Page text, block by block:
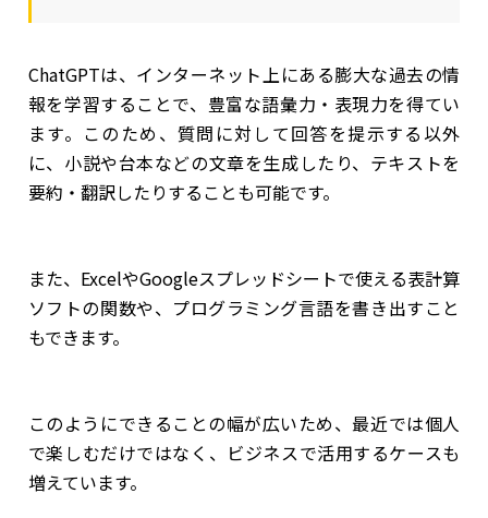
ChatGPTは、インターネット上にある膨大な過去の情
報を学習することで、豊富な語彙力・表現力を得てい
ます。このため、質問に対して回答を提示する以外
に、小説や台本などの文章を生成したり、テキストを
要約・翻訳したりすることも可能です。
また、ExcelやGoogleスプレッドシートで使える表計算
ソフトの関数や、プログラミング言語を書き出すこと
もできます。
このようにできることの幅が広いため、最近では個人
で楽しむだけではなく、ビジネスで活用するケースも
増えています。